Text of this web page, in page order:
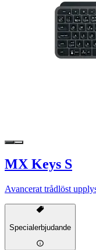
MX Keys S
Avancerat trådlöst
Specialerbjudande